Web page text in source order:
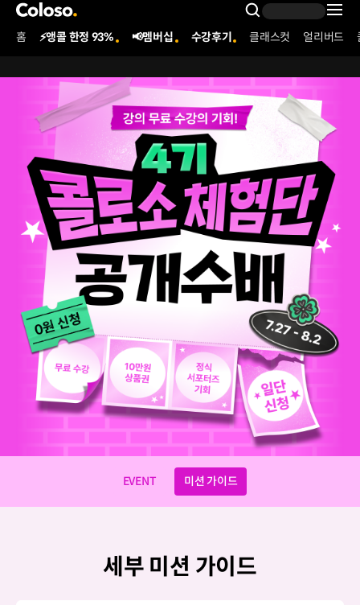
콜로소
Search
Coloso Menu
홈 ⚡앵콜 한정 93% 📢멤버십 수강후기 클래스컷 얼리버드
260312_콜로소 체험단_세부가이드Details
EVENT 미션 가이드
세부 미션 가이드